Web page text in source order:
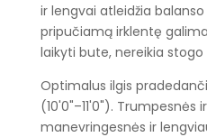
ir lengvai atleidžia balanso
pripučiamą irklentę
laikyti bute, nereikia stogo
Optimalus ilgis
(10'0"–11'0").
manevringesnės ir